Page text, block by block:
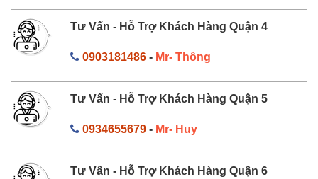
Tư Vấn - Hỗ Trợ Khách Hàng Quận 4
0903181486- Mr- Thông
Tư Vấn - Hỗ Trợ Khách Hàng Quận 5
0934655679- Mr- Huy
Tư Vấn - Hỗ Trợ Khách Hàng Quận 6